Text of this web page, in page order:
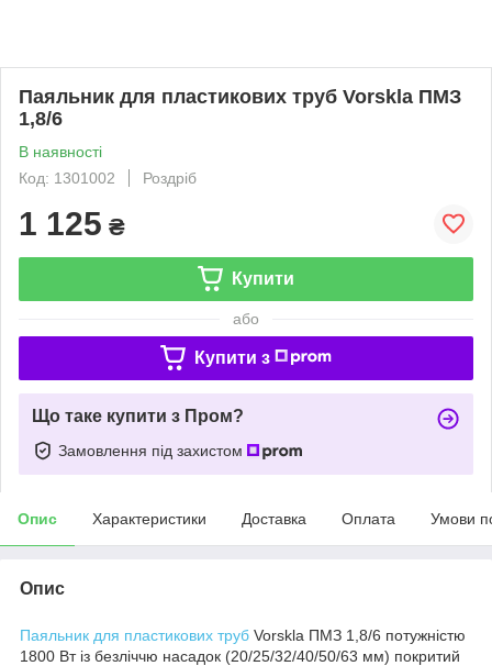
Паяльник для пластикових труб Vorskla ПМЗ
1,8/6
В наявності
Код: 1301002
Роздріб
1 125 ₴
Купити
або
Купити з
Що таке купити з Пром?
Замовлення під захистом
Опис Характеристики Доставка Оплата Умови
Опис
Паяльник для пластикових труб Vorskla ПМЗ 1,8/6 потужністю
1800 Вт із безліччю насадок (20/25/32/40/50/63 мм) покритий